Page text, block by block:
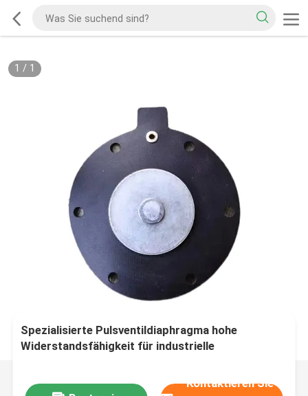
1 / 1
Spezialisierte Pulsventildiaphragma hohe
Widerstandsfähigkeit für industrielle
Kontaktieren Sie